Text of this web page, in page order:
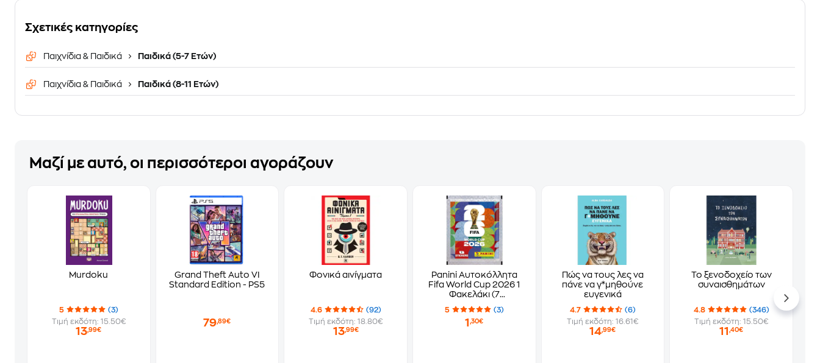
Σχετικές κατηγορίες
Παιχνίδια & Παιδικά Παιδικά (5-7 Ετών)
Παιχνίδια & Παιδικά Παιδικά (8-11 Ετών)
Μαζί με αυτό, οι περισσότεροι αγοράζουν
Murdoku
5
(3)
Τιμή εκδότη: 15.50€
13,99€
Grand Theft Auto VI
Standard Edition - PS5
79,89€
Φονικά αινίγματα
4.6
(92)
Τιμή εκδότη: 18.80€
13,99€
Panini Αυτοκόλλητα
Fifa World Cup 2026 1
Φακελάκι (7
Αυτοκόλλητα)
5 (3)
1,30€
Πώς να τους λες να
πάνε να γ*μηθούνε
ευγενικά
4.7
(6)
Τιμή εκδότη: 16.61€
14,99€
Το ξενοδοχείο των
συναισθημάτων
4.8
(346)
Τιμή εκδότη: 15.50€
11,40€